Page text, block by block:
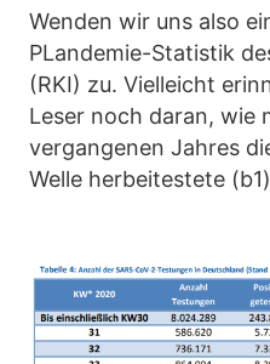
Wenden wir uns also
PLandemie-Statistik
(RKI) zu. Vielleicht
Leser noch daran, wie
vergangenen Jahres
Welle herbeitestete